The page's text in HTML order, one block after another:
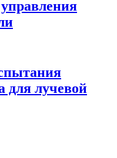
для лучевой